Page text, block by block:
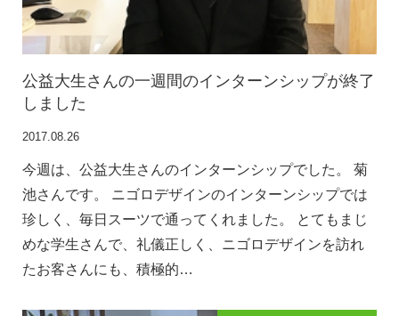
公益大生さんの一週間のインターンシップが終了
しました
2017.08.26
今週は、公益大生さんのインターンシップでした。 菊
池さんです。 ニゴロデザインのインターンシップでは
珍しく、毎日スーツで通ってくれました。 とてもまじ
めな学生さんで、礼儀正しく、ニゴロデザインを訪れ
たお客さんにも、積極的…